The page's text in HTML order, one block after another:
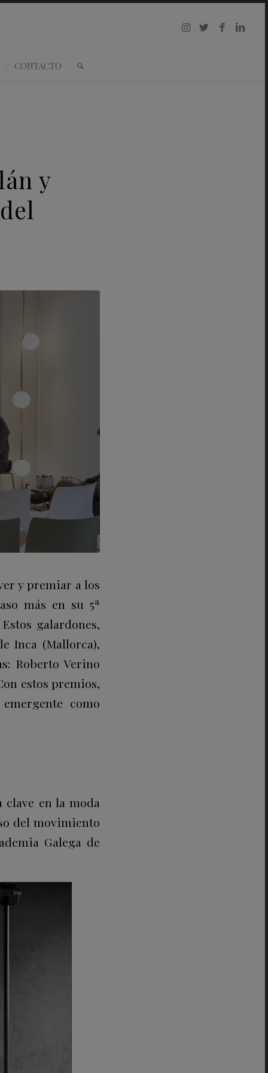
CONTACTO
y
y premiar a los
más en su 5ª
galardones,
Inca (Mallorca),
Roberto Verino
estos premios,
como
clave en la moda
del movimiento
Galega de